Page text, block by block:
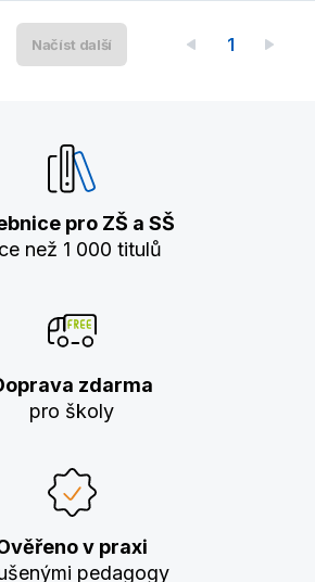
Načíst další 1
pro ZŠ a SŠ
než 1 000 titulů
zdarma
pro školy
v praxi
pedagogy